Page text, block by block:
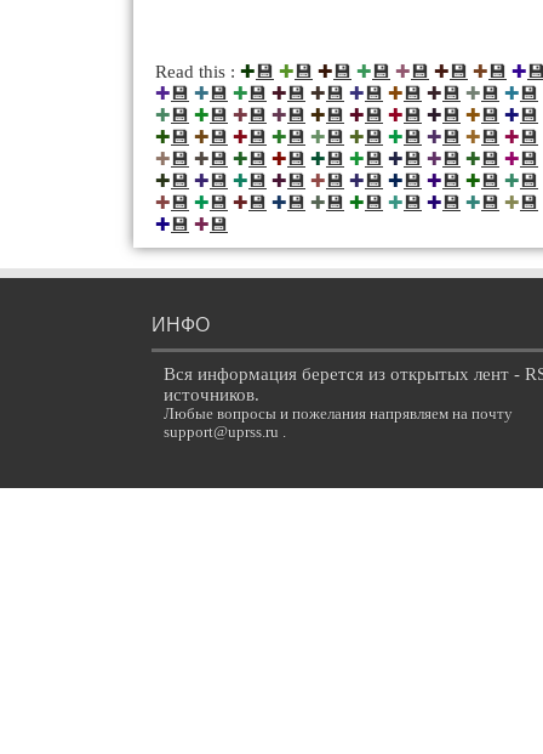
Read this : ✚💾 ✚💾 ✚💾 ✚💾 ✚💾 ✚💾 ✚💾 ✚
✚💾 ✚💾 ✚💾 ✚💾 ✚💾 ✚💾 ✚💾 ✚💾 ✚💾 ✚💾
✚💾 ✚💾 ✚💾 ✚💾 ✚💾 ✚💾 ✚💾 ✚💾 ✚💾 ✚💾
✚💾 ✚💾 ✚💾 ✚💾 ✚💾 ✚💾 ✚💾 ✚💾 ✚💾 ✚💾
✚💾 ✚💾 ✚💾 ✚💾 ✚💾 ✚💾 ✚💾 ✚💾 ✚💾 ✚💾
✚💾 ✚💾 ✚💾 ✚💾 ✚💾 ✚💾 ✚💾 ✚💾 ✚💾 ✚💾
✚💾 ✚💾 ✚💾 ✚💾 ✚💾 ✚💾 ✚💾 ✚💾 ✚💾 ✚💾
✚💾 ✚💾
ИНФО
Вся информация берется из открытых лент -
источников.
Любые вопросы и пожелания напрявляем на почту
support@uprss.ru .